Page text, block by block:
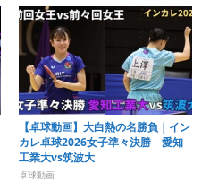
【卓球動画】大白熱の名勝負｜イン
カレ卓球2026女子準々決勝 愛知
工業大vs筑波大
卓球動画